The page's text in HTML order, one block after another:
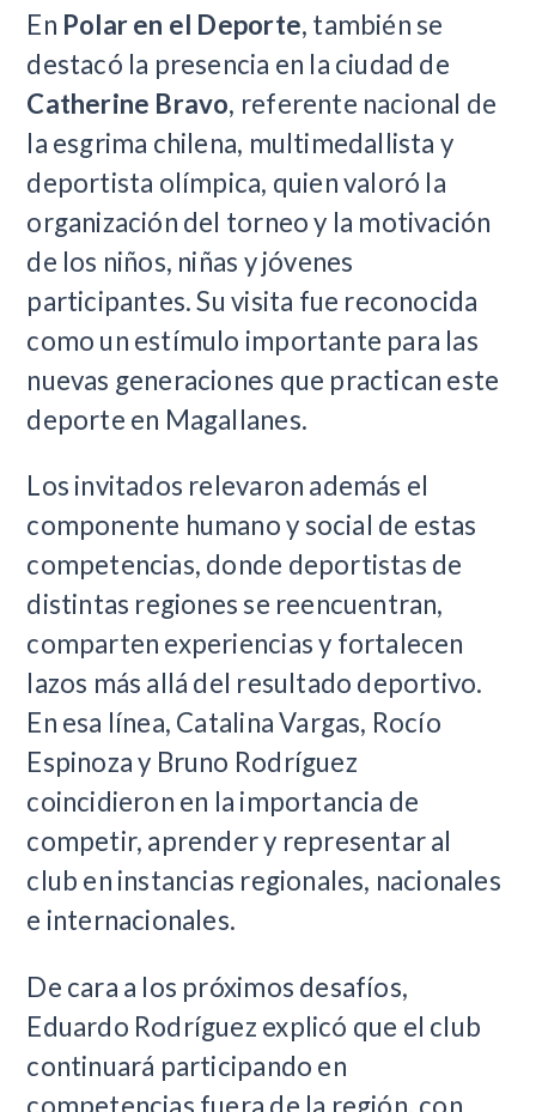
En Polar en el Deporte, también se
destacó la presencia en la ciudad de
Catherine Bravo, referente nacional de
la esgrima chilena, multimedallista y
deportista olímpica, quien valoró la
organización del torneo y la motivación
de los niños, niñas y jóvenes
participantes. Su visita fue reconocida
como un estímulo importante para las
nuevas generaciones que practican este
deporte en Magallanes.
Los invitados relevaron además el
componente humano y social de estas
competencias, donde deportistas de
distintas regiones se reencuentran,
comparten experiencias y fortalecen
lazos más allá del resultado deportivo.
En esa línea, Catalina Vargas, Rocío
Espinoza y Bruno Rodríguez
coincidieron en la importancia de
competir, aprender y representar al
club en instancias regionales, nacionales
e internacionales.
De cara a los próximos desafíos,
Eduardo Rodríguez explicó que el club
continuará participando en
competencias fuera de la región, con